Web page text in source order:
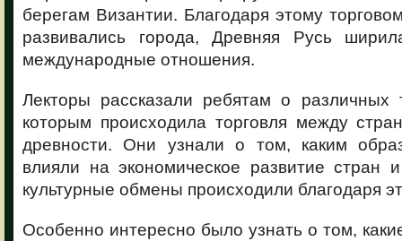
берегам Византии. Благодаря этому
развивались города, Древняя Русь
международные отношения.
Лекторы рассказали ребятам о различных
которым происходила торговля между
древности. Они узнали о том, каким
влияли на экономическое развитие стран
культурные обмены происходили благодаря
Особенно интересно было узнать о том,